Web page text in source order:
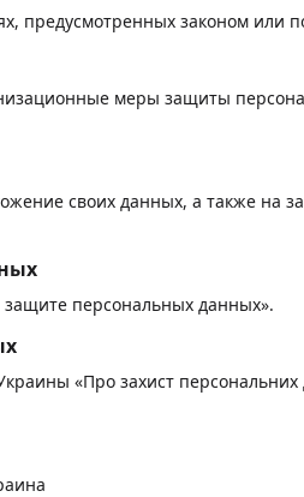
предусмотренных законом или
меры защиты
своих данных, а также на
персональных данных».
«Про захист персональних